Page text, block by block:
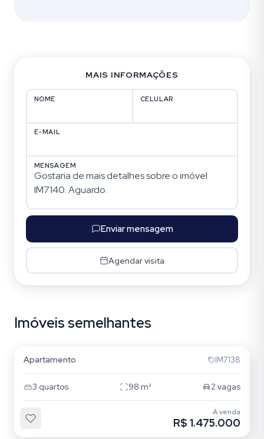
MAIS INFORMAÇÕES
NOME CELULAR
E-MAIL
MENSAGEM
Enviar mensagem
Agendar visita
Imóveis semelhantes
Bom Fim
Apartamento IM7138
3 quartos 98 m² 2vagas
À venda
R$ 1.475.000